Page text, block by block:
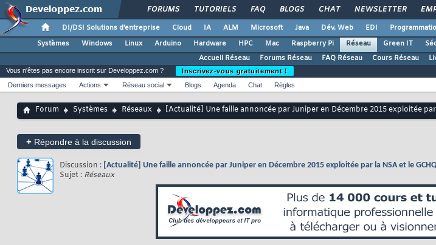
FORUMS TUTORIELS FAQ BLOGS CHAT NEWSLETTER
DI/DSI Solutions d'entreprise Cloud IA ALM Microsoft Java Dév. Web EDI
Systèmes
Windows Linux Arduino Hardware HPC Mac Raspberry Pi Réseau Green IT
Accueil Réseau
Forums Réseau FAQ Réseau Cours Réseau
Vous n'êtes pas encore inscrit sur Developpez.com ?
Inscrivez-vous gratuitement !
Derniers messages
Actions Réseau social Blogs Agenda Chat Règles
Forum Systèmes Réseaux [Actualité] Une faille annoncée par Juniper en Décembre 2015 exploitée
+ Répondre à la discussion
Discussion : [Actualité] Une faille annoncée par Juniper en Décembre 2015 exploitée par la NSA et le
Sujet : Réseaux